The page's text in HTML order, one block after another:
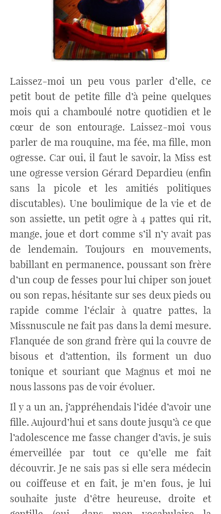
Laissez-moi un peu vous parler d’elle, ce
petit bout de petite fille d’à peine quelques
mois qui a chamboulé notre quotidien et le
cœur de son entourage. Laissez-moi vous
parler de ma rouquine, ma fée, ma fille, mon
ogresse. Car oui, il faut le savoir, la Miss est
une ogresse version Gérard Depardieu (enfin
sans la picole et les amitiés politiques
discutables). Une boulimique de la vie et de
son assiette, un petit ogre à 4 pattes qui rit,
mange, joue et dort comme s’il n’y avait pas
de lendemain. Toujours en mouvements,
babillant en permanence, poussant son frère
d’un coup de fesses pour lui chiper son jouet
ou son repas, hésitante sur ses deux pieds ou
rapide comme l’éclair à quatre pattes, la
Missnuscule ne fait pas dans la demi mesure.
Flanquée de son grand frère qui la couvre de
bisous et d’attention, ils forment un duo
tonique et souriant que Magnus et moi ne
nous lassons pas de voir évoluer.
Il y a un an, j’appréhendais l’idée d’avoir une
fille. Aujourd’hui et sans doute jusqu’à ce que
l’adolescence me fasse changer d’avis, je suis
émerveillée par tout ce qu’elle me fait
découvrir. Je ne sais pas si elle sera médecin
ou coiffeuse et en fait, je m’en fous, je lui
souhaite juste d’être heureuse, droite et